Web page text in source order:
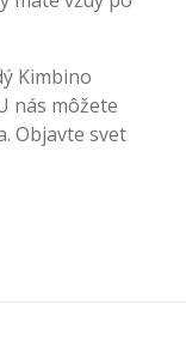
Kimbino
nás môžete
Objavte svet